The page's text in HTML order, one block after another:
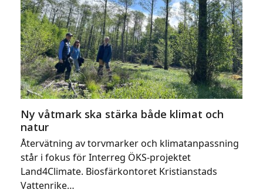
Ny våtmark ska stärka både klimat och
natur
Återvätning av torvmarker och klimatanpassning
står i fokus för Interreg ÖKS-projektet
Land4Climate. Biosfärkontoret Kristianstads
Vattenrike…